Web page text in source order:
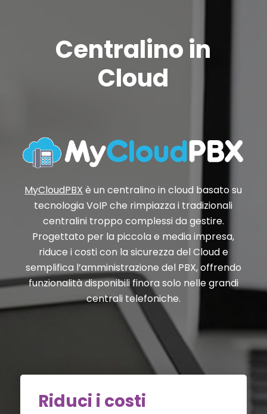
Centralino in
Cloud
MyCloudPBX è un centralino in cloud basato su
tecnologia VoIP che rimpiazza i tradizionali
centralini troppo complessi da gestire.
Progettato per la piccola e media impresa,
riduce i costi con la sicurezza del Cloud e
semplifica l’amministrazione del PBX, offrendo
funzionalità disponibili finora solo nelle grandi
centrali telefoniche.
Riduci i costi